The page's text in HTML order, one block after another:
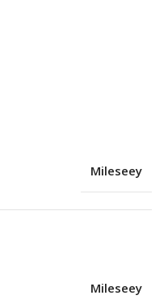
Mileseey
Mileseey